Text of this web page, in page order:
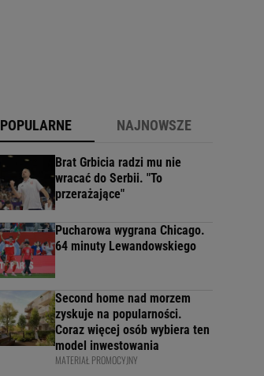
POPULARNE NAJNOWSZE
Brat Grbicia radzi mu nie
wracać do Serbii. "To
przerażające"
Pucharowa wygrana Chicago.
64 minuty Lewandowskiego
Second home nad morzem
zyskuje na popularności.
Coraz więcej osób wybiera ten
model inwestowania
MATERIAŁ PROMOCYJNY